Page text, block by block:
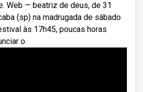
Web — beatriz de deus, de 31
(sp) na madrugada de sábado
às 17h45, poucas horas
o.